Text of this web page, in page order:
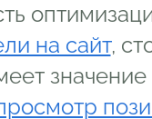
на сайт,